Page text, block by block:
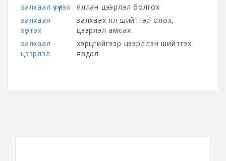
залхаал үзүүлэх
яллан цээрлэл болгох
залхаал
хүртэх
залхаах ял шийтгэл олох,
цээрлэл амсах
залхаал
цээрлэл
хэрцгийгээр цээрлүүлэн шийтгэх
явдал